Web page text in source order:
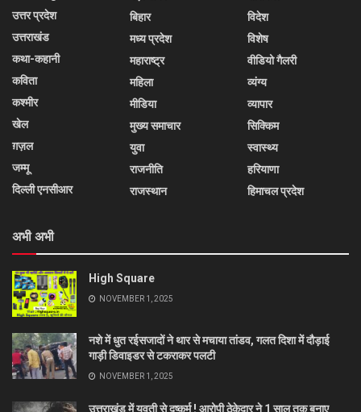
उत्तर प्रदेश
उत्तराखंड
कथा-कहानी
कविता
कश्मीर
खेल
ग़ज़ल
जम्मू
दिल्ली एनसीआर
बिहार
मध्य प्रदेश
महाराष्ट्र
महिला
मीडिया
मुख्य समाचार
युवा
राजनीति
राजस्थान
विदेश
विशेष
वीडियो गैलरी
व्यंग्य
व्यापार
सिक्किम
स्वास्थ्य
हरियाणा
हिमाचल प्रदेश
अभी अभी
High Square
NOVEMBER 1, 2025
नशे में धुत रईसजादों ने थार से मचाया तांडव, गलत दिशा में दौड़ाई
गाड़ी डिवाइडर से टकराकर पलटी
NOVEMBER 1, 2025
उत्तराखंड में युवती से दुष्कर्म ! आरोपी ठेकेदार ने 1 साल तक बनाए